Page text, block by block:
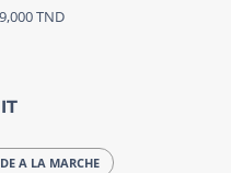
TND
A LA MARCHE